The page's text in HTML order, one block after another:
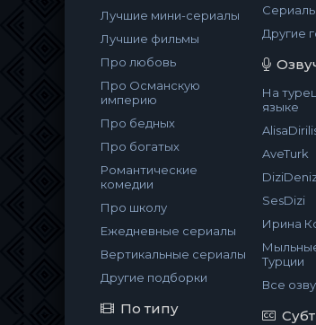
Лучшие мини-сериалы
Лучшие фильмы
Про любовь
Про Османскую
империю
Про бедных
Про богатых
Романтические
комедии
Про школу
Ежедневные сериалы
Вертикальные сериалы
Другие подборки
По типу
Сериалы
Другие
На
языке
AveTurk
SesDizi
Ирина
Турции
Все